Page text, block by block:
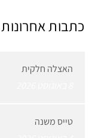
כתבות אחרונות
האצלה חלקית
טייס משנה